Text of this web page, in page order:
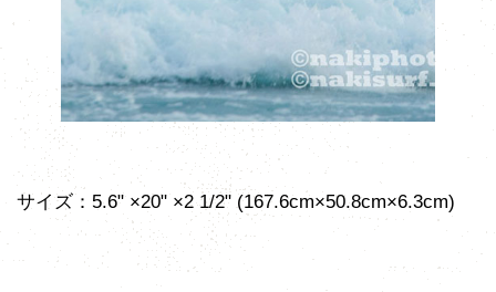
サイズ：5.6" ×20" ×2 1/2" (167.6cm×50.8cm×6.3cm)